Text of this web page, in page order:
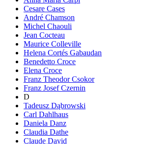
Cesare Cases
André Chamson
Michel Chaouli
Jean Cocteau
Maurice Colleville
Helena Cortés Gabaudan
Benedetto Croce
Elena Croce
Franz Theodor Csokor
Franz Josef Czernin
D
Tadeusz Dąbrowski
Carl Dahlhaus
Daniela Danz
Claudia Dathe
Claude David